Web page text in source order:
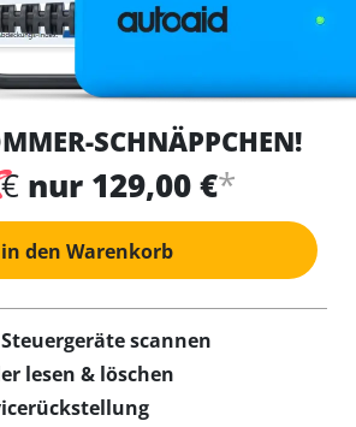
SCHNÄPPCHEN!
nur 129,00 €*
in den Warenkorb
scannen
lesen & löschen